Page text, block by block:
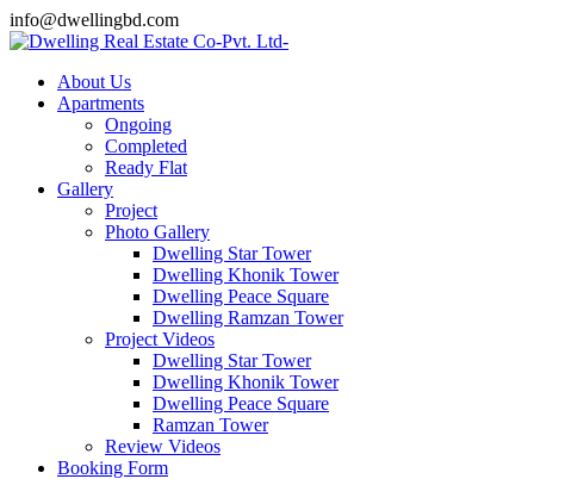
info@dwellingbd.com
About Us
Apartments
Ongoing
Completed
Ready Flat
Gallery
Project
Photo Gallery
Dwelling Star Tower
Dwelling Khonik Tower
Dwelling Peace Square
Dwelling Ramzan Tower
Project Videos
Dwelling Star Tower
Dwelling Khonik Tower
Dwelling Peace Square
Ramzan Tower
Review Videos
Booking Form